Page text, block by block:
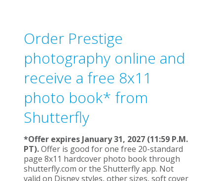
Order Prestige
photography online and
receive a free 8x11
photo book* from
Shutterfly
*Offer expires January 31, 2027 (11:59 P.M.
PT).Offer is good for one free 20-standard
page 8x11 hardcover photo book through
shutterfly.com or the Shutterfly app. Not
valid on Disney styles, other sizes, soft cover